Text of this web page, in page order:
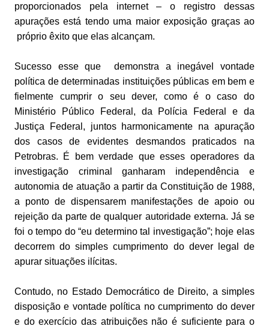
proporcionados pela internet – o registro dessas
apurações está tendo uma maior exposição graças ao
próprio êxito que elas alcançam.
Sucesso esse que demonstra a inegável vontade
política de determinadas instituições públicas em bem e
fielmente cumprir o seu dever, como é o caso do
Ministério Público Federal, da Polícia Federal e da
Justiça Federal, juntos harmonicamente na apuração
dos casos de evidentes desmandos praticados na
Petrobras. É bem verdade que esses operadores da
investigação criminal ganharam independência e
autonomia de atuação a partir da Constituição de 1988,
a ponto de dispensarem manifestações de apoio ou
rejeição da parte de qualquer autoridade externa. Já se
foi o tempo do “eu determino tal investigação”; hoje elas
decorrem do simples cumprimento do dever legal de
apurar situações ilícitas.
Contudo, no Estado Democrático de Direito, a simples
disposição e vontade política no cumprimento do dever
e do exercício das atribuições não é suficiente para o